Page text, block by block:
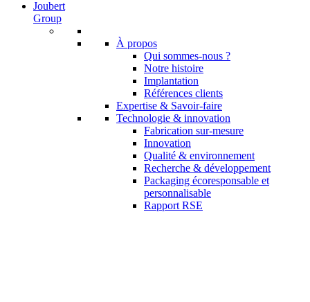
Joubert
Group
À propos
Qui sommes-nous ?
Notre histoire
Implantation
Références clients
Expertise & Savoir-faire
Technologie & innovation
Fabrication sur-mesure
Innovation
Qualité & environnement
Recherche & développement
Packaging écoresponsable et
personnalisable
Rapport RSE